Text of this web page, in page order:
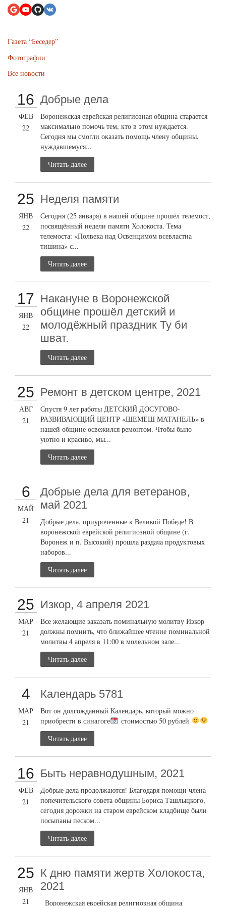
Газета “Беседер”
Фотографии
Все новости
16
ФЕВ
22
Добрые дела
Воронежская еврейская религиозная община старается
максимально помочь тем, кто в этом нуждается.
Сегодня мы смогли оказать помощь члену общины,
нуждавшемуся...
Читать далее
25
ЯНВ
22
Неделя памяти
Сегодня (25 января) в нашей общине прошёл телемост,
посвящённый недели памяти Холокоста. Тема
телемоста: «Полвека над Освенцимом всевластна
тишина» с...
Читать далее
17
ЯНВ
22
Накануне в Воронежской
общине прошёл детский и
молодёжный праздник Ту би
шват.
Читать далее
25
АВГ
21
Ремонт в детском центре, 2021
Спустя 9 лет работы ДЕТСКИЙ ДОСУГОВО-
РАЗВИВАЮЩИЙ ЦЕНТР «ШЕМЕШ МАТАНЕЛЬ» в
нашей общине освежился ремонтом. Чтобы было
уютно и красиво, мы...
Читать далее
6
МАЙ
21
Добрые дела для ветеранов,
май 2021
Добрые дела, приуроченные к Великой Победе! В
воронежской еврейской религиозной общине (г.
Воронеж и п. Высокий) прошла раздача продуктовых
наборов...
Читать далее
25
МАР
21
Изкор, 4 апреля 2021
Все желающие заказать поминальную молитву Изкор
должны помнить, что ближайшее чтение поминальной
молитвы 4 апреля в 11:00 в молельном зале...
Читать далее
4
МАР
21
Календарь 5781
Вот он долгожданный Календарь, который можно
приобрести в синагоге
стоимостью 50 рублей
Читать далее
16
ФЕВ
21
Быть неравнодушным, 2021
Добрые дела продолжаются! Благодаря помощи члена
попечительского совета общины Бориса Ташлыцкого,
сегодня дорожки на старом еврейском кладбище были
посыпаны песком...
Читать далее
25
ЯНВ
21
К дню памяти жертв Холокоста,
2021
Воронежская еврейская религиозная община